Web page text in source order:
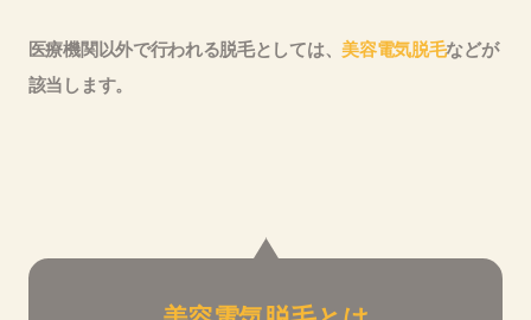
医療機関以外で行われる脱毛としては、美容電気脱毛などが
該当します。